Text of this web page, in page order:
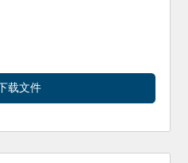
载文件